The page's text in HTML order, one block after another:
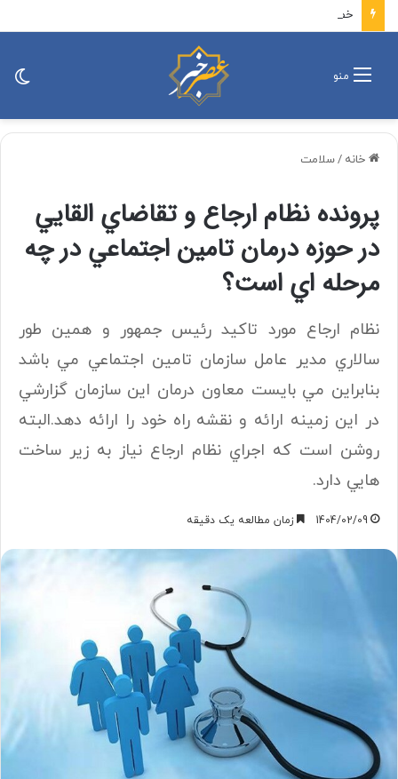
منو
خانه /سلامت
پرونده نظام ارجاع و تقاضاي القايي
در حوزه درمان تامين اجتماعي در چه
مرحله اي است؟
نظام ارجاع مورد تاكيد رئيس جمهور و همين طور
سالاري مدير عامل سازمان تامين اجتماعي مي باشد
بنابراين مي بايست معاون درمان اين سازمان گزارشي
در اين زمينه ارائه و نقشه راه خود را ارائه دهد.البته
روشن است كه اجراي نظام ارجاع نياز به زير ساخت
هايي دارد.
1404/02/09 زمان مطالعه یک دقیقه